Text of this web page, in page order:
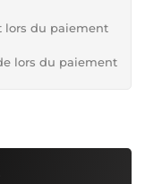
lors du paiement
lors du paiement